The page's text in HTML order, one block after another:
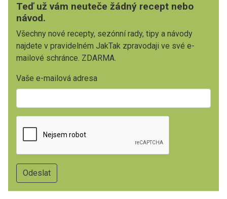
Teď už vám neuteče žádný recept nebo
návod.
Všechny nové recepty, sezónní rady, tipy a návody
najdete v pravidelném JakTak zpravodaji ve své e-
mailové schránce. ZDARMA.
Vaše e-mailová adresa